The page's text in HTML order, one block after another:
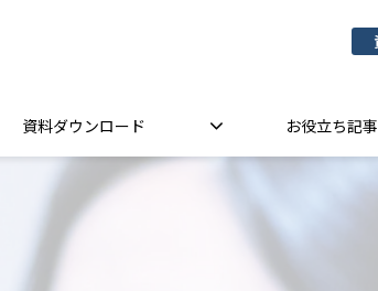
資料ダウンロード お役立ち記事